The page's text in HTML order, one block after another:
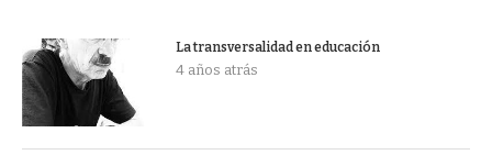
La transversalidad en educación
4 años atrás